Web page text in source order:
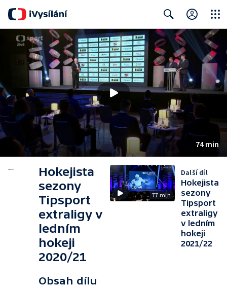
Search Close
74 min
Hokejista
sezony
Tipsport
extraligy v
ledním
hokeji
2020/21
Obsah dílu
77 min
Další díl
Hokejista
sezony
Tipsport
extraligy
v ledním
hokeji
2021/22